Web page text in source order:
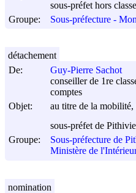
sous-préfet hors classe
Groupe:
Sous-préfecture -
De:
Guy-Pierre Sachot
conseiller de 1re
comptes
Objet:
au titre de la
sous-préfet de
Groupe:
Sous-préfecture de
Ministère de
détachement
nomination